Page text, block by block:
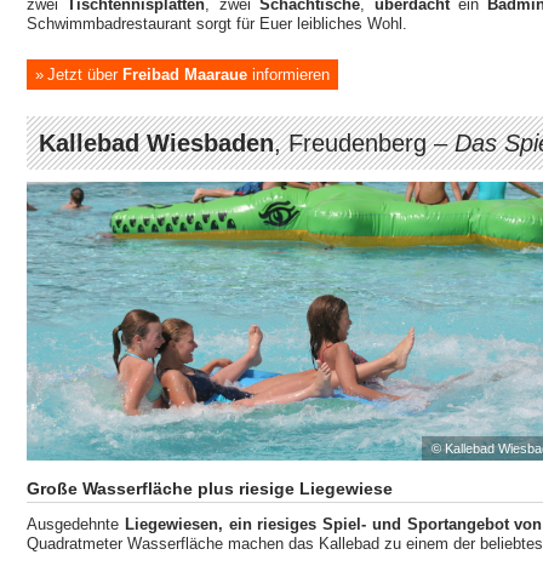
zweiTischtennisplatten, zweiSchachtische, überdachtein
Schwimmbadrestaurant sorgt für Euer leibliches Wohl.
Jetzt über Freibad Maaraue informieren
Kallebad Wiesbaden, Freudenberg –Das
© Kallebad
Große Wasserfläche plus riesige Liegewiese
Ausgedehnte Liegewiesen, ein riesiges Spiel- und Sportangebot
Quadratmeter Wasserfläche machen das Kallebad zu einem der